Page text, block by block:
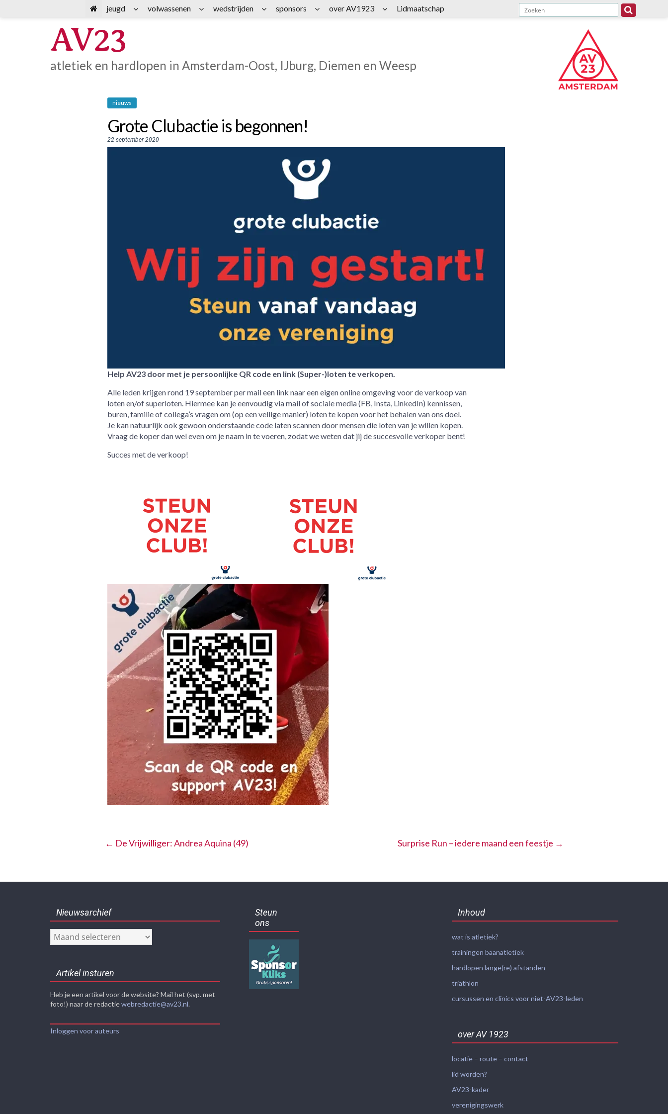
AV23
atletiek en hardlopen in Amsterdam-Oost, IJburg, Diemen en Weesp
nieuws
Grote Clubactie is begonnen!
22 september 2020
Help AV23 door met je persoonlijke QR code en link (Super-)loten te verkopen.
Alle leden krijgen rond 19 september per mail een link naar een eigen online omgeving voor de verkoop van
loten en/of superloten. Hiermee kan je eenvoudig via mail of sociale media (FB, Insta, LinkedIn) kennissen,
buren, familie of collega’s vragen om (op een veilige manier) loten te kopen voor het behalen van ons doel.
Je kan natuurlijk ook gewoon onderstaande code laten scannen door mensen die loten van je willen kopen.
Vraag de koper dan wel even om je naam in te voeren, zodat we weten dat jij de succesvolle verkoper bent!
Succes met de verkoop!
← De Vrijwilliger: Andrea Aquina (49) Surprise Run – iedere maand een feestje →
Nieuwsarchief
Nieuwsarchief
Artikel insturen
Heb je een artikel voor de website? Mail het (svp. met
foto!) naar de redactiewebredactie@av23.nl.
Inloggen voor auteurs
Steun
ons
Inhoud
wat is atletiek?
trainingen baanatletiek
hardlopen lange(re) afstanden
triathlon
cursussen en clinics voor niet-AV23-leden
over AV 1923
locatie – route – contact
lid worden?
AV23-kader
verenigingswerk
jeugd volwassenen wedstrijden sponsors over AV1923 Lidmaatschap